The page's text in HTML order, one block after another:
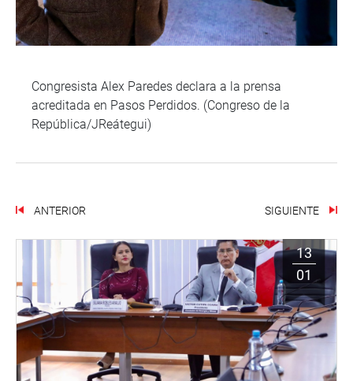
Congresista Alex Paredes declara a la prensa
acreditada en Pasos Perdidos. (Congreso de la
República/JReátegui)
ANTERIOR SIGUIENTE
13
01